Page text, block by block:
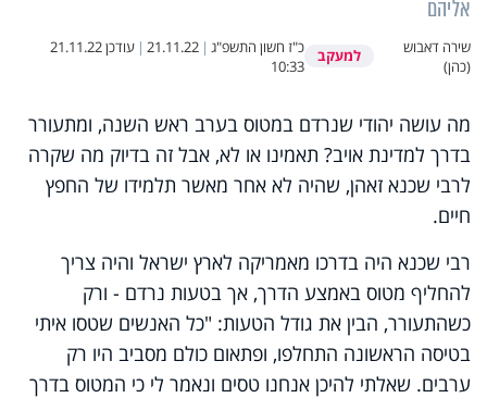
אליהם
שירה דאבוש
(כהן)
למעקב כ"ז חשון התשפ"ג |
21.11.22
| עודכן21.11.22
10:33
מה עושה יהודי שנרדם במטוס בערב ראש השנה, ומתעורר
בדרך למדינת אויב? תאמינו או לא, אבל זה בדיוק מה שקרה
לרבי שכנא זאהן, שהיה לא אחר מאשר תלמידו של החפץ
חיים.
רבי שכנא היה בדרכו מאמריקה לארץ ישראל והיה צריך
להחליף מטוס באמצע הדרך, אך בטעות נרדם - ורק
כשהתעורר, הבין את גודל הטעות: "כל האנשים שטסו איתי
בטיסה הראשונה התחלפו, ופתאום כולם מסביב היו רק
ערבים. שאלתי להיכן אנחנו טסים ונאמר לי כי המטוס בדרך